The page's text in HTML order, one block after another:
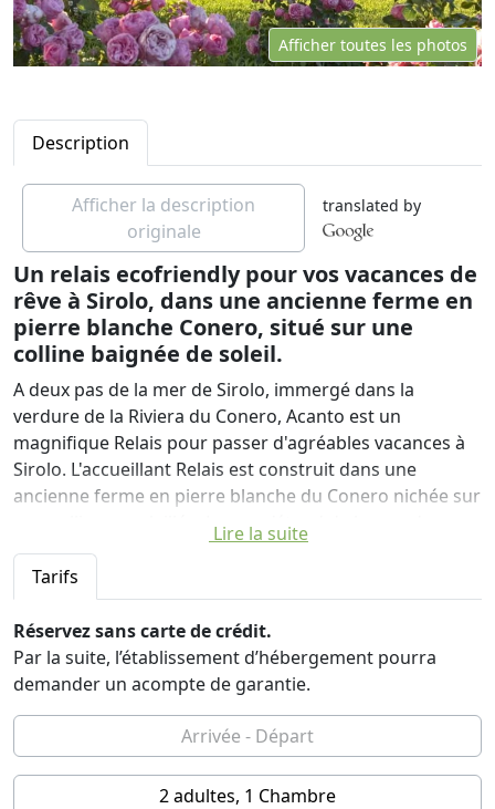
Afficher toutes les photos
Description
Afficher la description
originale
translated by
Un relais ecofriendly pour vos vacances de
rêve à Sirolo, dans une ancienne ferme en
pierre blanche Conero, situé sur une
colline baignée de soleil.
A deux pas de la mer de Sirolo, immergé dans la
verdure de la Riviera du Conero, Acanto est un
magnifique Relais pour passer d'agréables vacances à
Sirolo. L'accueillant Relais est construit dans une
ancienne ferme en pierre blanche du Conero nichée sur
une colline ensoleillée. La vue s'étend de la mer de
Sirolo et Numana jusqu'aux collines des Marches. Le
regard s'arrête d'abord sur la Basilique de Loreto, les
collines de Recanati, Castelfidardo, Osimo et Camerano,
puis descend vers les Monts Sibillini et les sommets des
Monts Laga.
Le Relais Acanto est certifié A3 et a reçu l'Oscar de
l'écotourisme de la Lega Ambiente en 2013 et 2022 pour
ses investissements continus dans l'éco-durabilité et
peut se targuer d'émissions de CO2 tendant vers 0.
Lire la suite
Tarifs
Réservez sans carte de crédit.
Par la suite, l’établissement d’hébergement pourra
demander un acompte de garantie.
2 adultes, 1 Chambre